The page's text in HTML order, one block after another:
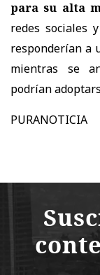
para su alta
redes sociales
responderían a
mientras se
podrían
PURANOTICIA